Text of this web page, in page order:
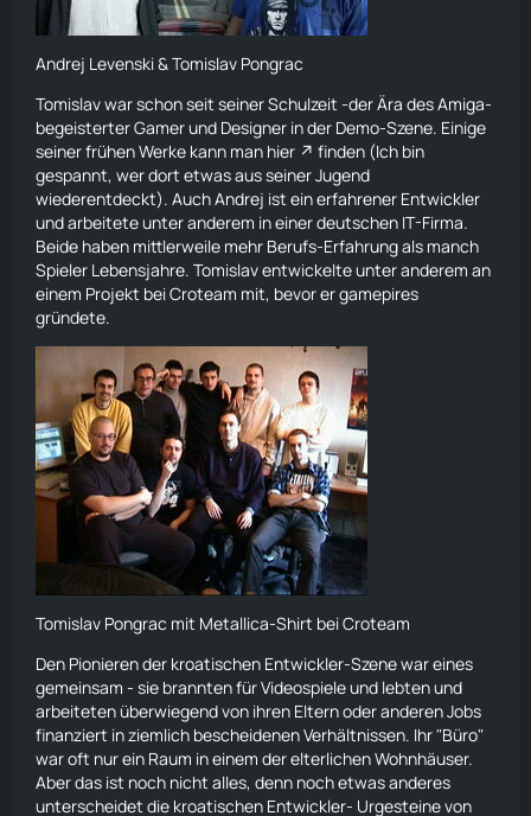
Andrej Levenski & Tomislav Pongrac
Tomislav war schon seit seiner Schulzeit -der Ära des Amiga-
begeisterter Gamer und Designer in der Demo-Szene. Einige
seiner frühen Werke kann man hier
finden (Ich bin
gespannt, wer dort etwas aus seiner Jugend
wiederentdeckt). Auch Andrej ist ein erfahrener Entwickler
und arbeitete unter anderem in einer deutschen IT-Firma.
Beide haben mittlerweile mehr Berufs-Erfahrung als manch
Spieler Lebensjahre. Tomislav entwickelte unter anderem an
einem Projekt bei Croteam mit, bevor er gamepires
gründete.
Tomislav Pongrac mit Metallica-Shirt bei Croteam
Den Pionieren der kroatischen Entwickler-Szene war eines
gemeinsam - sie brannten für Videospiele und lebten und
arbeiteten überwiegend von ihren Eltern oder anderen Jobs
finanziert in ziemlich bescheidenen Verhältnissen. Ihr "Büro"
war oft nur ein Raum in einem der elterlichen Wohnhäuser.
Aber das ist noch nicht alles, denn noch etwas anderes
unterscheidet die kroatischen Entwickler- Urgesteine von